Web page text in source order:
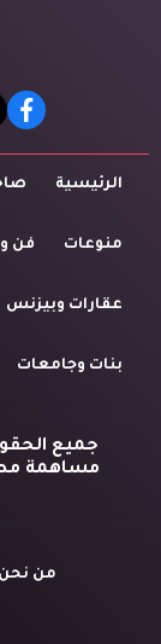
الرئيسية
منوعات فن
عقارات وبيزنس
بنات وجامعات
جميع
مساهمة
من نحن